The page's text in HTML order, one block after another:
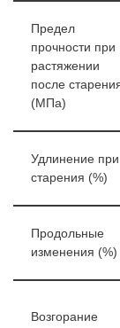
Предел
прочности при
растяжении
после
(МПа)
Удлинение при
старения (%)
Продольные
изменения (%)
Возгорание